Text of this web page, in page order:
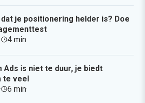
dat je positionering helder is? Doe
· 4 min·
Ads is niet te duur, je biedt
te veel
· 6 min·